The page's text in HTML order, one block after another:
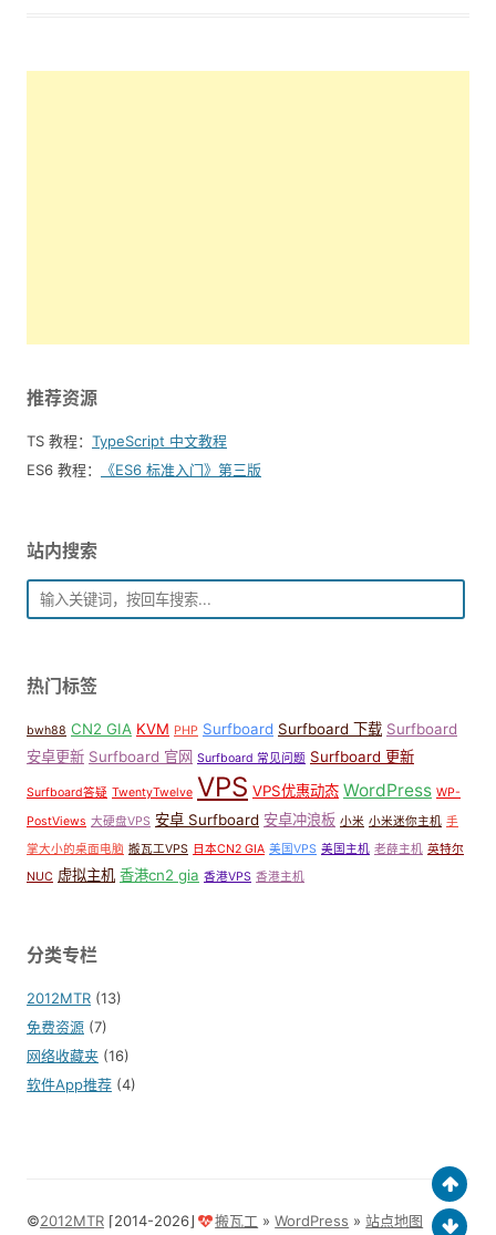
推荐资源
TS 教程： TypeScript 中文教程
ES6 教程：
《ES6 标准入门》第三版
站内搜索
热门标签
bwh88 CN2 GIA KVM PHP Surfboard Surfboard 下载 Surfboard
安卓更新 Surfboard 官网 Surfboard 常见问题 Surfboard 更新
Surfboard答疑 TwentyTwelve VPS VPS优惠动态 WordPress WP-
PostViews 大硬盘VPS 安卓 Surfboard 安卓冲浪板 小米 小米迷你主机 手
掌大小的桌面电脑 搬瓦工VPS 日本CN2 GIA 美国VPS 美国主机 老薛主机 英特尔
NUC 虚拟主机 香港cn2 gia 香港VPS 香港主机
分类专栏
2012MTR (13)
免费资源 (7)
网络收藏夹 (16)
软件App推荐 (4)
©2012MTR ⌈2014-2026⌋ 搬瓦工 »WordPress »站点地图